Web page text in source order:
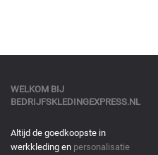
WELKOM BIJ
BEDRIJFSKLEDINGEXPRESS.NL
Altijd de goedkoopste in
werkkleding en personalisatie